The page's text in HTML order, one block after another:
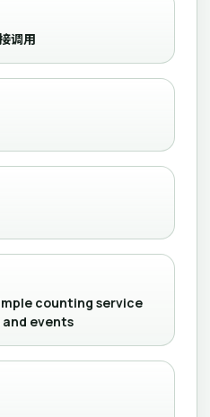
调用
counting service
events